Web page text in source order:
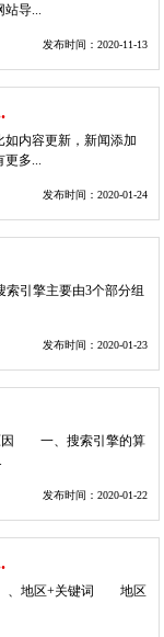
站导...
发布时间：2020-11-13
内容更新，新闻添加
更多...
发布时间：2020-01-24
引擎主要由3个部分组
发布时间：2020-01-23
因 一、搜索引擎的算
发布时间：2020-01-22
、地区+关键词 地区